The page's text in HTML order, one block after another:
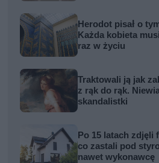
Herodot pisał o
Każda kobieta
raz w życiu
Traktowali ją jak
z rąk do rąk.
skandalistki
Po 15 latach zdjęli
co zastali pod
nawet wykonawcę